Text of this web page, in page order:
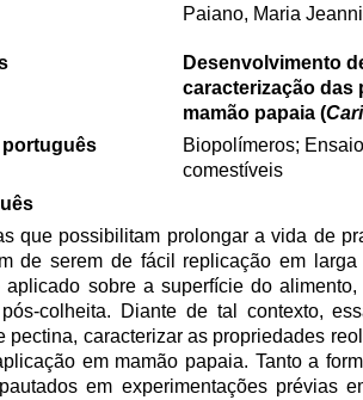
Paiano, Maria
Desenvolvimento
caracterização das
mamão papaia (
português
Biopolímeros;
comestíveis
que possibilitam prolongar a vida de
de serem de fácil replicação em
aplicado sobre a superfície do
colheita. Diante de tal contexto,
pectina, caracterizar as propriedades
em mamão papaia. Tanto a
em experimentações